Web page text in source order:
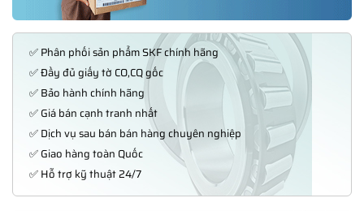
✅ Phân phối sản phẩm SKF chính hãng
✅ Đầy đủ giấy tờ CO,CQ gốc
✅ Bảo hành chính hãng
✅ Giá bán cạnh tranh nhất
✅ Dịch vụ sau bán bán hàng chuyên nghiệp
✅ Giao hàng toàn Quốc
✅ Hỗ trợ kỹ thuật 24/7